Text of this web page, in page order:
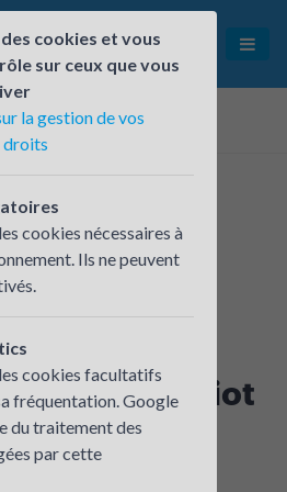
PDIE Port Edouard Herriot
Herriot
de Lyon
cookies et vous
sur ceux que vous
la gestion de vos
droits
cookies nécessaires à
Ils ne peuvent
cookies facultatifs
fréquentation. Google
du traitement des
par cette